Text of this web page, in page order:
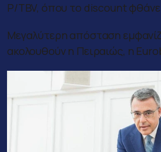
P/TBV, όπου το discount
Μεγαλύτερη απόσταση
ακολουθούν η Πειραιώς, η